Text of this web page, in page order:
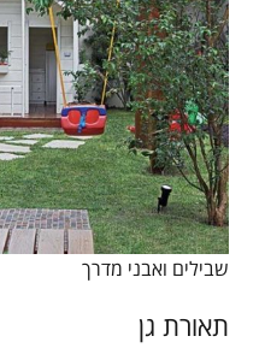
שבילים ואבני מדרך
תאורת גן